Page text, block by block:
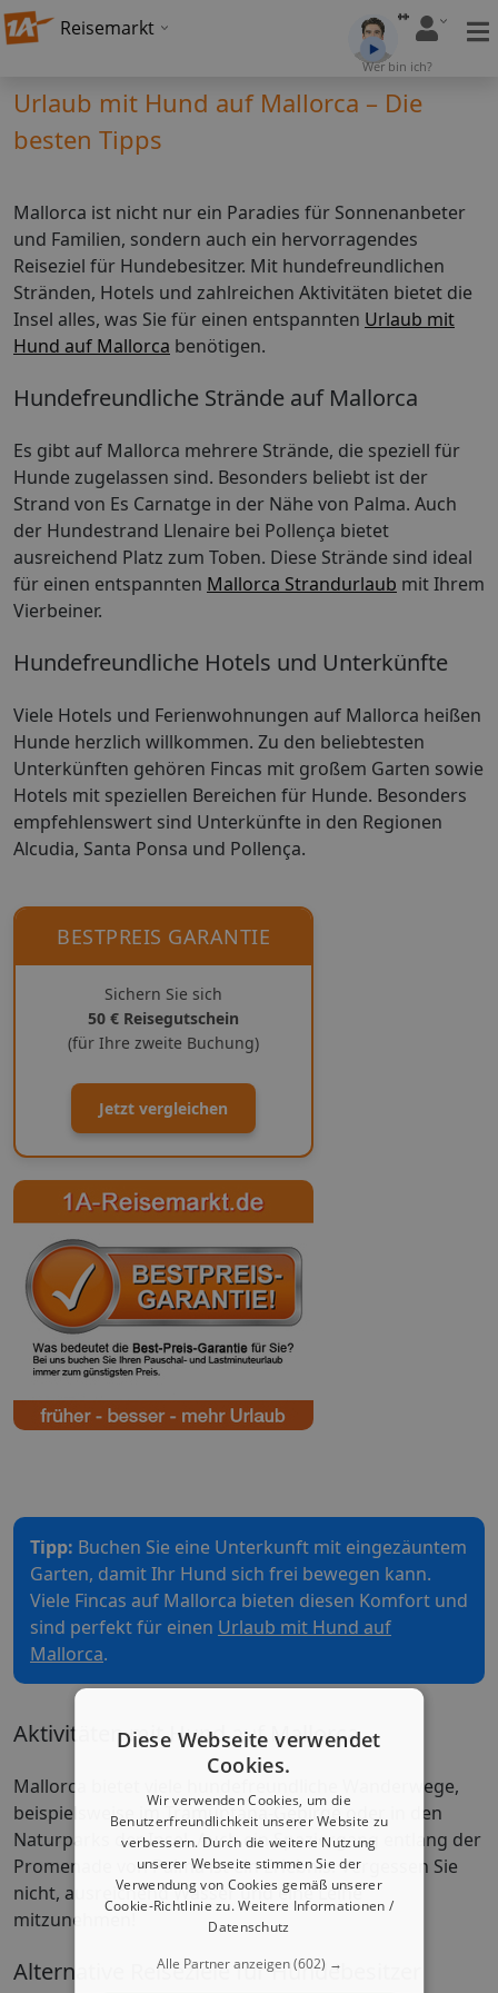
Reisemarkt
Wer bin ich?
Urlaub mit Hund auf Mallorca – Die
besten Tipps
Mallorca ist nicht nur ein Paradies für Sonnenanbeter
und Familien, sondern auch ein hervorragendes
Reiseziel für Hundebesitzer. Mit hundefreundlichen
Stränden, Hotels und zahlreichen Aktivitäten bietet die
Insel alles, was Sie für einen entspannten Urlaub mit
Hund auf Mallorca benötigen.
Hundefreundliche Strände auf Mallorca
Es gibt auf Mallorca mehrere Strände, die speziell für
Hunde zugelassen sind. Besonders beliebt ist der
Strand von Es Carnatge in der Nähe von Palma. Auch
der Hundestrand Llenaire bei Pollença bietet
ausreichend Platz zum Toben. Diese Strände sind ideal
für einen entspannten Mallorca Strandurlaub mit Ihrem
Vierbeiner.
Hundefreundliche Hotels und Unterkünfte
Viele Hotels und Ferienwohnungen auf Mallorca heißen
Hunde herzlich willkommen. Zu den beliebtesten
Unterkünften gehören Fincas mit großem Garten sowie
Hotels mit speziellen Bereichen für Hunde. Besonders
empfehlenswert sind Unterkünfte in den Regionen
Alcudia, Santa Ponsa und Pollença.
BESTPREIS GARANTIE
Sichern Sie sich
50 € Reisegutschein
(für Ihre zweite Buchung)
Jetzt vergleichen
Tipp: Buchen Sie eine Unterkunft mit eingezäuntem
Garten, damit Ihr Hund sich frei bewegen kann.
Viele Fincas auf Mallorca bieten diesen Komfort und
sind perfekt für einen Urlaub mit Hund auf
Mallorca.
Aktivitäten mit Hund auf Mallorca
Mallorca bietet viele hundefreundliche Wanderwege,
beispielsweise im Tramuntana-Gebirge oder in den
Naturparks der Insel. Auch ein Spaziergang entlang der
Promenade von Palma ist ein Erlebnis. Vergessen Sie
nicht, ausreichend Wasser und eine Leine
mitzunehmen!
Alternative Reiseziele für Hundebesitzer
Diese Webseite verwendet
Cookies.
Wir verwenden Cookies, um die
Benutzerfreundlichkeit unserer Website zu
verbessern. Durch die weitere Nutzung
unserer Webseite stimmen Sie der
Verwendung von Cookies gemäß unserer
Cookie-Richtlinie zu.Weitere Informationen /
Datenschutz
Alle Partner anzeigen(602) →